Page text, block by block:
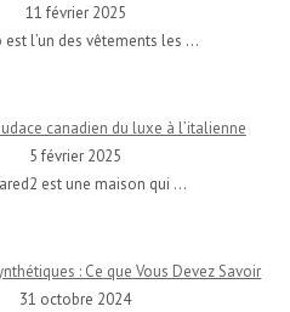
11 février 2025
est l’un des vêtements les …
canadien du luxe à l’italienne
5 février 2025
est une maison qui …
: Ce que Vous Devez Savoir
31 octobre 2024